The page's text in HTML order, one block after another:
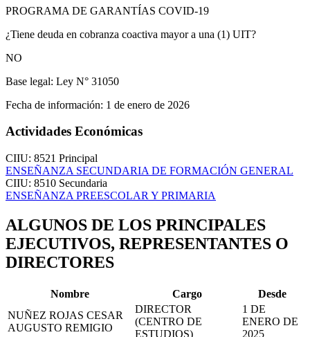
PROGRAMA DE GARANTÍAS COVID-19
¿Tiene deuda en cobranza coactiva mayor a una (1) UIT?
NO
Base legal: Ley N° 31050
Fecha de información: 1 de enero de 2026
Actividades Económicas
CIIU: 8521 Principal
ENSEÑANZA SECUNDARIA DE FORMACIÓN GENERAL
CIIU: 8510 Secundaria
ENSEÑANZA PREESCOLAR Y PRIMARIA
ALGUNOS DE LOS PRINCIPALES
EJECUTIVOS, REPRESENTANTES O
DIRECTORES
Nombre Cargo
Desde
NUÑEZ ROJAS CESAR
AUGUSTO REMIGIO
DIRECTOR
(CENTRO DE
ESTUDIOS)
1 DE
ENERO DE
2025